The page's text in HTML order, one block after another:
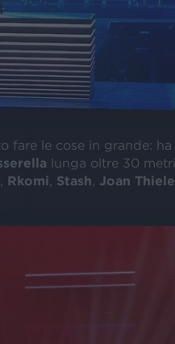
fare le cose in grande:
lunga oltre 30
Rkomi Stash Joan Thiele